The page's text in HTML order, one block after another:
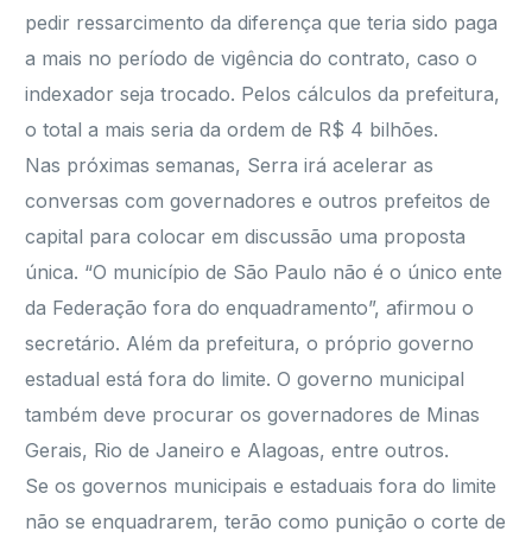
pedir ressarcimento da diferença que teria sido paga
a mais no período de vigência do contrato, caso o
indexador seja trocado. Pelos cálculos da prefeitura,
o total a mais seria da ordem de R$ 4 bilhões.
Nas próximas semanas, Serra irá acelerar as
conversas com governadores e outros prefeitos de
capital para colocar em discussão uma proposta
única. “O município de São Paulo não é o único ente
da Federação fora do enquadramento”, afirmou o
secretário. Além da prefeitura, o próprio governo
estadual está fora do limite. O governo municipal
também deve procurar os governadores de Minas
Gerais, Rio de Janeiro e Alagoas, entre outros.
Se os governos municipais e estaduais fora do limite
não se enquadrarem, terão como punição o corte de